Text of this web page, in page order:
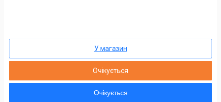
У магазин
Очікується
Очікується